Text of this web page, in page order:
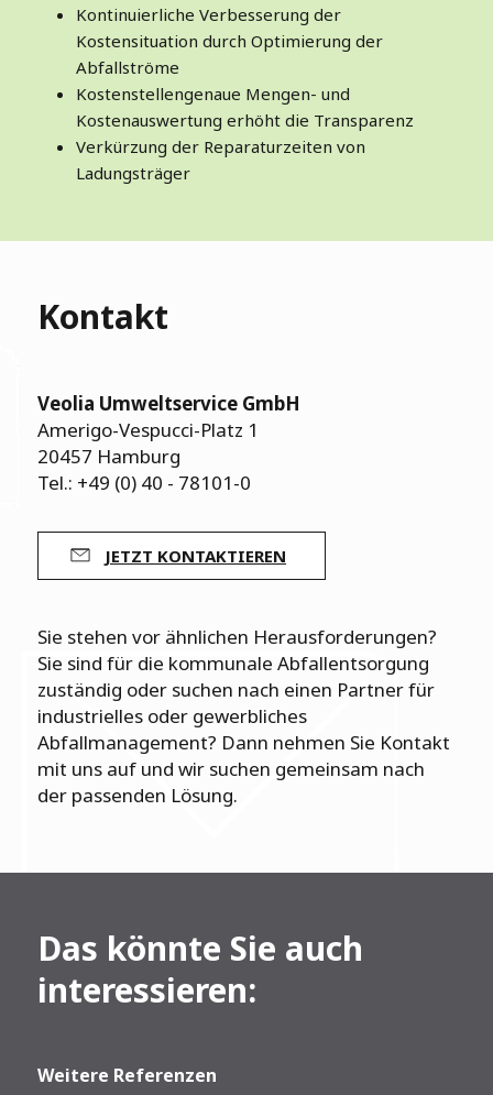
Kontinuierliche Verbesserung der
Kostensituation durch Optimierung der
Abfallströme
Kostenstellengenaue Mengen- und
Kostenauswertung erhöht die Transparenz
Verkürzung der Reparaturzeiten von
Ladungsträger
Kontakt
Veolia Umweltservice GmbH
Amerigo-Vespucci-Platz 1
20457 Hamburg
Tel.: +49 (0) 40 - 78101-0
JETZT KONTAKTIEREN
Sie stehen vor ähnlichen Herausforderungen?
Sie sind für die kommunale Abfallentsorgung
zuständig oder suchen nach einen Partner für
industrielles oder gewerbliches
Abfallmanagement? Dann nehmen Sie Kontakt
mit uns auf und wir suchen gemeinsam nach
der passenden Lösung.
Das könnte Sie auch
interessieren:
Weitere Referenzen